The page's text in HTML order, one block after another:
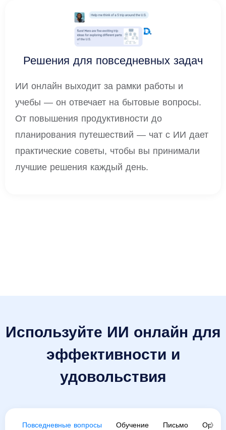
Решения для повседневных задач
ИИ онлайн выходит за рамки работы и
учебы — он отвечает на бытовые вопросы.
От повышения продуктивности до
планирования путешествий — чат с ИИ дает
практические советы, чтобы вы принимали
лучшие решения каждый день.
Используйте ИИ онлайн для
эффективности и
удовольствия
》
Повседневные вопросы Обучение Письмо